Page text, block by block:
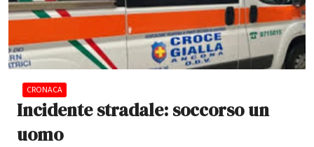
CRONACA
Incidente stradale: soccorso un
uomo